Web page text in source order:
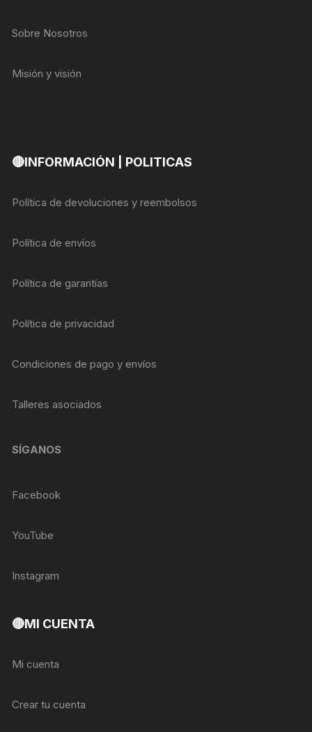
Sobre Nosotros
Misión y visión
🔴INFORMACIÓN | POLITICAS
Política de devoluciones y reembolsos
Política de envíos
Política de garantías
Política de privacidad
Condiciones de pago y envíos
Talleres asociados
SÍGANOS
Facebook
YouTube
Instagram
🔴MI CUENTA
Mi cuenta
Crear tu cuenta